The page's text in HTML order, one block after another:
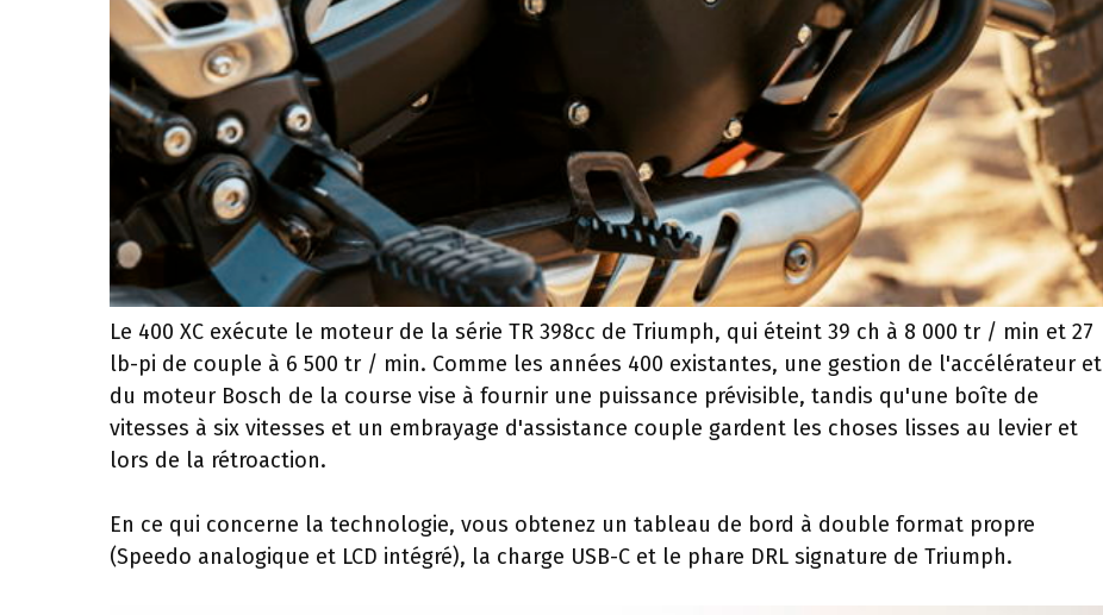
Le 400 XC exécute le moteur de la série TR 398cc de Triumph, qui éteint 39 ch à 8 000 tr / min et 27
lb-pi de couple à 6 500 tr / min. Comme les années 400 existantes, une gestion de l'accélérateur et
du moteur Bosch de la course vise à fournir une puissance prévisible, tandis qu'une boîte de
vitesses à six vitesses et un embrayage d'assistance couple gardent les choses lisses au levier et
lors de la rétroaction.
En ce qui concerne la technologie, vous obtenez un tableau de bord à double format propre
(Speedo analogique et LCD intégré), la charge USB-C et le phare DRL signature de Triumph.